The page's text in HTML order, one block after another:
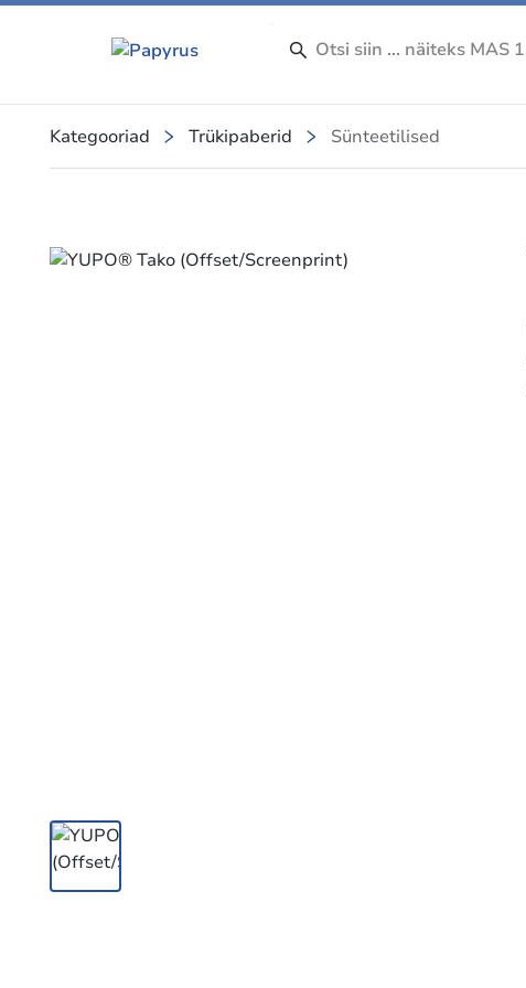
Kategooriad Trükipaberid Sünteetilised
Slide 1 of 1